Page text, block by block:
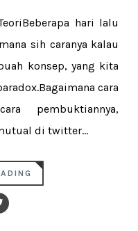
hari lalu
sih caranya kalau
konsep, yang kita
cara
pembuktiannya,
di twitter...